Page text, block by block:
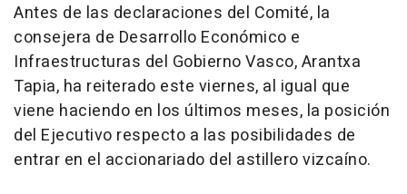
Antes de las declaraciones del Comité, la
consejera de Desarrollo Económico e
Infraestructuras del Gobierno Vasco, Arantxa
Tapia, ha reiterado este viernes, al igual que
viene haciendo en los últimos meses, la posición
del Ejecutivo respecto a las posibilidades de
entrar en el accionariado del astillero vizcaíno.